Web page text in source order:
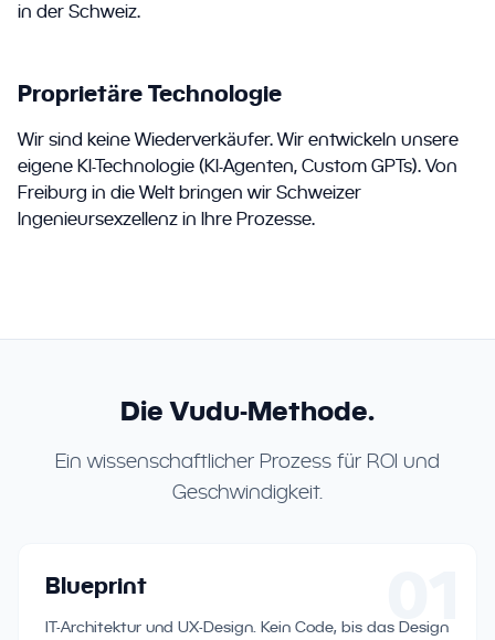
in der Schweiz.
Proprietäre Technologie
Wir sind keine Wiederverkäufer. Wir entwickeln unsere
eigene KI-Technologie (KI-Agenten, Custom GPTs). Von
Freiburg in die Welt bringen wir Schweizer
Ingenieursexzellenz in Ihre Prozesse.
Die Vudu-Methode.
Ein wissenschaftlicher Prozess für ROI und
Geschwindigkeit.
Blueprint
IT-Architektur und UX-Design. Kein Code, bis das Design